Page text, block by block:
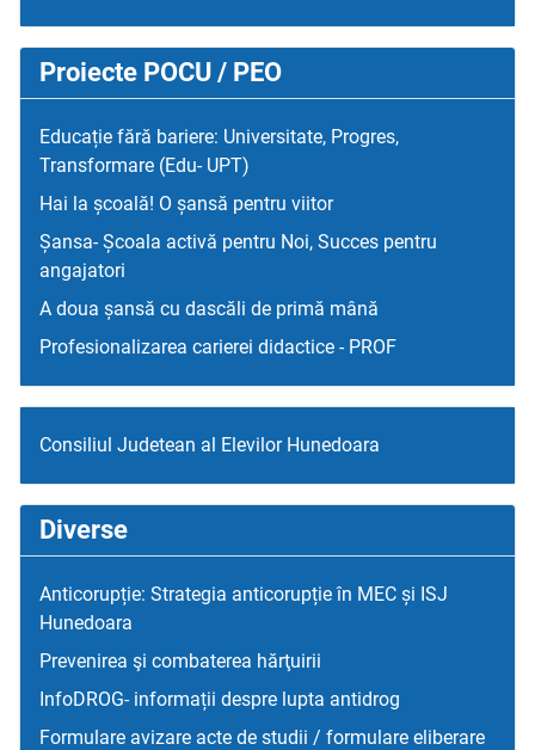
Proiecte POCU / PEO
Educație fără bariere: Universitate, Progres,
Transformare (Edu- UPT)
Hai la școală! O șansă pentru viitor
Șansa- Școala activă pentru Noi, Succes pentru
angajatori
A doua șansă cu dascăli de primă mână
Profesionalizarea carierei didactice - PROF
Consiliul Judetean al Elevilor Hunedoara
Diverse
Anticorupție: Strategia anticorupție în MEC și ISJ
Hunedoara
Prevenirea şi combaterea hărţuirii
InfoDROG- informații despre lupta antidrog
Formulare avizare acte de studii / formulare eliberare